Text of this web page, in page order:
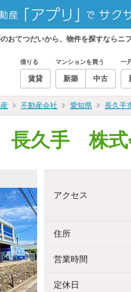
てつだいから、物件を探すならニ
借りる
賃貸
マンションを買う
新築 中古
一
不動産会社 愛知県 長久手
久手 株式
アクセス
住所
営業時間
定休日